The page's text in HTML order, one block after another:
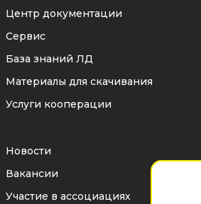
диапазоне рабочих
термодиффузионным
покрытием—
постоянное расчетное
деформации и
Центр документации
Сервис
База знаний ЛД
Материалы для скачивания
Услуги кооперации
Новости
Вакансии
Участие в ассоциациях